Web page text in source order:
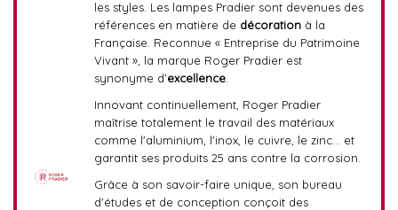
les styles. Les lampes Pradier sont devenues des
références en matière de décorationà la
Française. Reconnue « Entreprise du Patrimoine
Vivant », la marque Roger Pradier est
synonyme d’excellence.
Innovant continuellement, Roger Pradier
maîtrise totalement le travail des matériaux
comme l'aluminium, l'inox, le cuivre, le zinc... et
garantit ses produits 25 ans contre la corrosion.
Grâce à son savoir-faire unique, son bureau
d'études et de conception conçoit des